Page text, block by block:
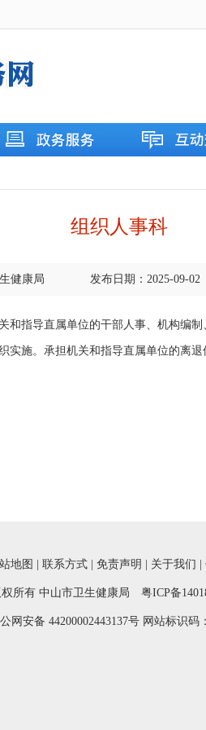
组织人事科
健康局 发布日期：2025-09-02
指导直属单位的干部人事、机构编制
实施。承担机关和指导直属单位的离
地图 联系方式 免责声明 关于我们
权所有 中山市卫生健康局 粤ICP备
网安备 44200002443137号 网站标识码